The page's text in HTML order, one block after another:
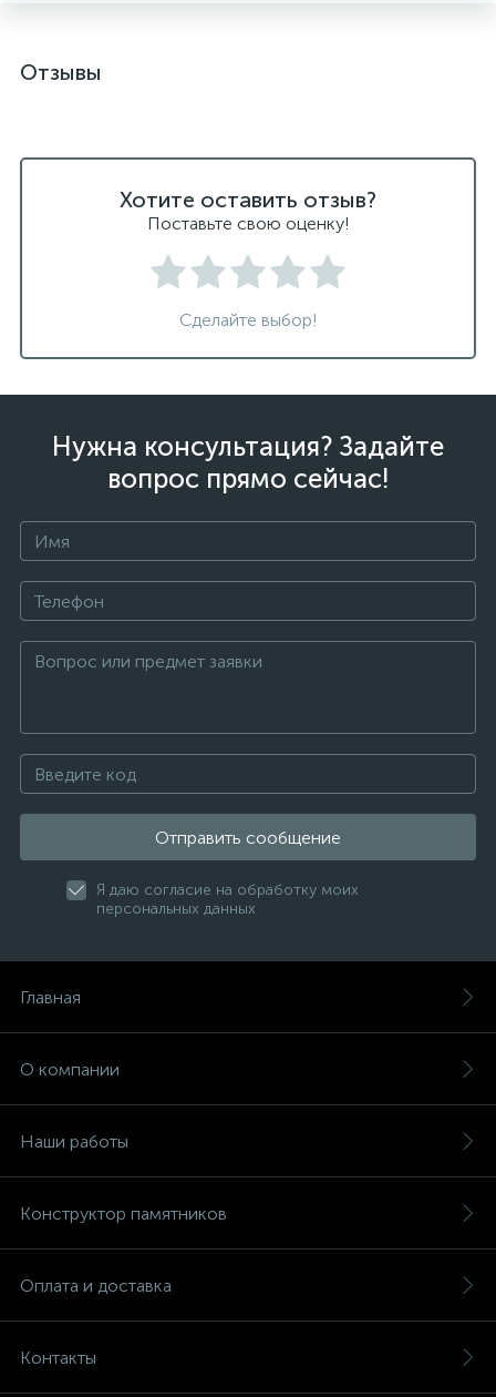
Отзывы
Хотите оставить отзыв?
Поставьте свою оценку!
Сделайте выбор!
Нужна консультация? Задайте
вопрос прямо сейчас!
Отправить сообщение
Я даю согласие на обработку моих
персональных данных
Главная
О компании
Наши работы
Конструктор памятников
Оплата и доставка
Контакты